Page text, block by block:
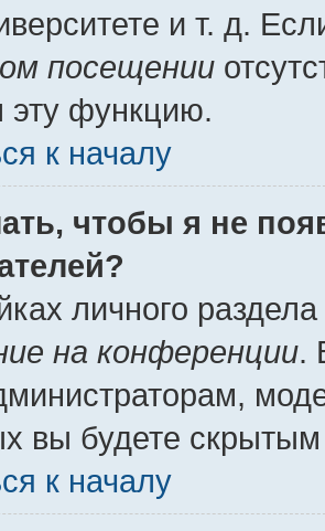
и т. д.
посещении
эту функцию.
к началу
чтобы я не
личного
на конференции.
вы будете
к началу